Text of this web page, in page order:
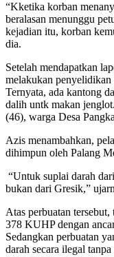
“Kketika korban
beralasan menunggu
kejadian itu, korban
dia.
Setelah mendapatkan
melakukan
Ternyata, ada kantong
dalih untk makan
(46), warga Desa
Azis menambahkan,
dihimpun oleh Palang
“Untuk suplai darah
bukan dari Gresik,”
Atas perbuatan
378 KUHP dengan
Sedangkan perbuatan
darah secara ilegal